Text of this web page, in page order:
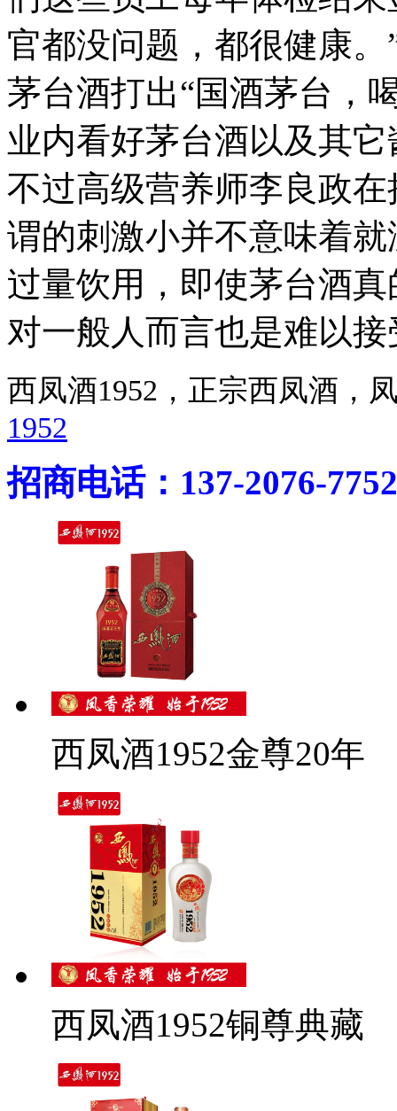
官都没问题，都很健康
茅台酒打出“国酒茅台，
业内看好茅台酒以及其
不过高级营养师李良政
谓的刺激小并不意味着
过量饮用，即使茅台酒
对一般人而言也是难以接
西凤酒1952，正宗西凤酒
1952
招商电话：137-2076-7752
西凤酒1952金尊20年
西凤酒1952铜尊典藏